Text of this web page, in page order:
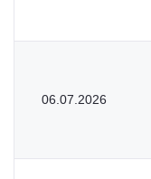
06.07.2026